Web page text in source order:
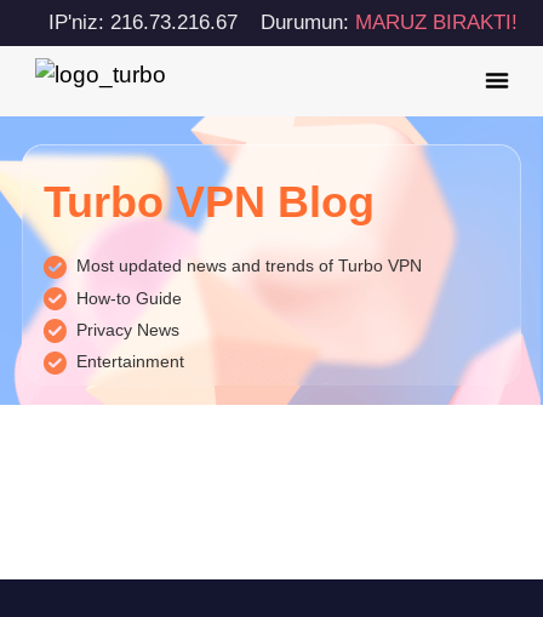
IP'niz: 216.73.216.67 Durumun: MARUZ BIRAKTI!
Turbo VPN Blog
Most updated news and trends of Turbo VPN
How-to Guide
Privacy News
Entertainment